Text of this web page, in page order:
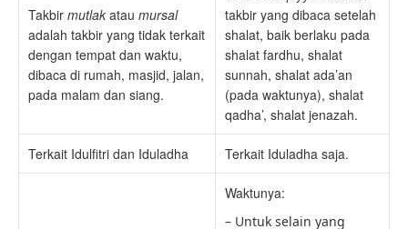
Takbir mutlak atau mursal
adalah takbir yang tidak terkait
dengan tempat dan waktu,
dibaca di rumah, masjid, jalan,
pada malam dan siang.
takbir yang dibaca setelah
shalat, baik berlaku pada
shalat fardhu, shalat
sunnah, shalat ada’an
(pada waktunya), shalat
qadha’, shalat jenazah.
Terkait Idulfitri dan Iduladha Terkait Iduladha saja.
Waktunya:
– Untuk selain yang